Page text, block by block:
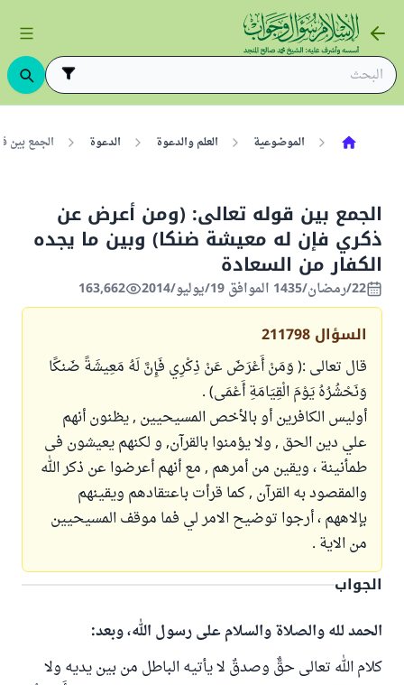
الموضوعية العلم والدعوة الدعوة الجمع بين
الجمع بين قوله تعالى: (ومن أعرض عن
ذكري فإن له معيشة ضنكا) وبين ما يجده
الكفار من السعادة
22/رمضان/1435 الموافق 19/يوليو/2014 163,662
السؤال 211798
قال تعالى :( وَمَنْ أَعْرَضَ عَنْ ذِكْرِي فَإِنَّ لَهُ مَعِيشَةً ضَنكًا
وَنَحْشُرُهُ يَوْمَ الْقِيَامَةِ أَعْمَى) .
أوليس الكافرين أو بالأخص المسيحيين , يظنون أنهم
علي دين الحق , ولا يؤمنوا بالقرآن, و لكنهم يعيشون فى
طمأنينة ، ويقين من أمرهم , مع أنهم أعرضوا عن ذكر الله
والمقصود به القرآن , كما قرأت باعتقادهم ويقينهم
بإلاههم ، أرجوا توضيح الامر لي فما موقف المسيحيين
من الاية .
الجواب
الحمد لله والصلاة والسلام على رسول الله، وبعد:
كلام الله تعالى حقٌّ وصدقٌ لا يأتيه الباطل من بين يديه ولا